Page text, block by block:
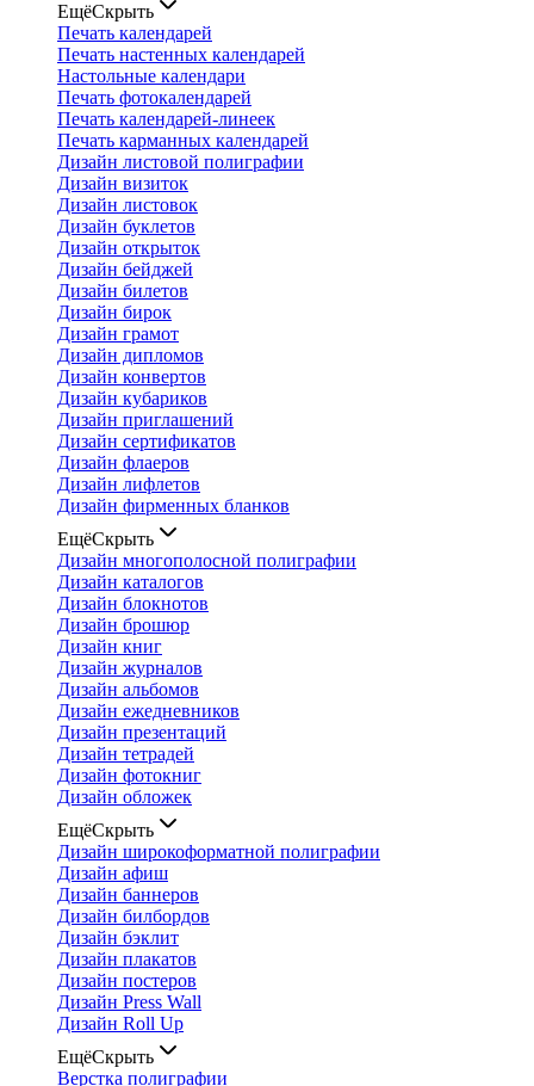
ЕщёСкрыть
Печать календарей
Печать настенных календарей
Настольные календари
Печать фотокалендарей
Печать календарей-линеек
Печать карманных календарей
Дизайн листовой полиграфии
Дизайн визиток
Дизайн листовок
Дизайн буклетов
Дизайн открыток
Дизайн бейджей
Дизайн билетов
Дизайн бирок
Дизайн грамот
Дизайн дипломов
Дизайн конвертов
Дизайн кубариков
Дизайн приглашений
Дизайн сертификатов
Дизайн флаеров
Дизайн лифлетов
Дизайн фирменных бланков
ЕщёСкрыть
Дизайн многополосной полиграфии
Дизайн каталогов
Дизайн блокнотов
Дизайн брошюр
Дизайн книг
Дизайн журналов
Дизайн альбомов
Дизайн ежедневников
Дизайн презентаций
Дизайн тетрадей
Дизайн фотокниг
Дизайн обложек
ЕщёСкрыть
Дизайн широкоформатной полиграфии
Дизайн афиш
Дизайн баннеров
Дизайн билбордов
Дизайн бэклит
Дизайн плакатов
Дизайн постеров
Дизайн Press Wall
Дизайн Roll Up
ЕщёСкрыть
Верстка полиграфии